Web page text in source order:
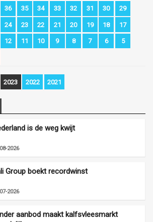
36 35 34 33 32 31 30 29
24 23 22 21 20 19 18 17
12 11 10 9 8 7 6 5
2023 2022 2021
is de weg kwijt
2026
Group boekt recordwinst
2026
aanbod maakt kalfsvleesmarkt